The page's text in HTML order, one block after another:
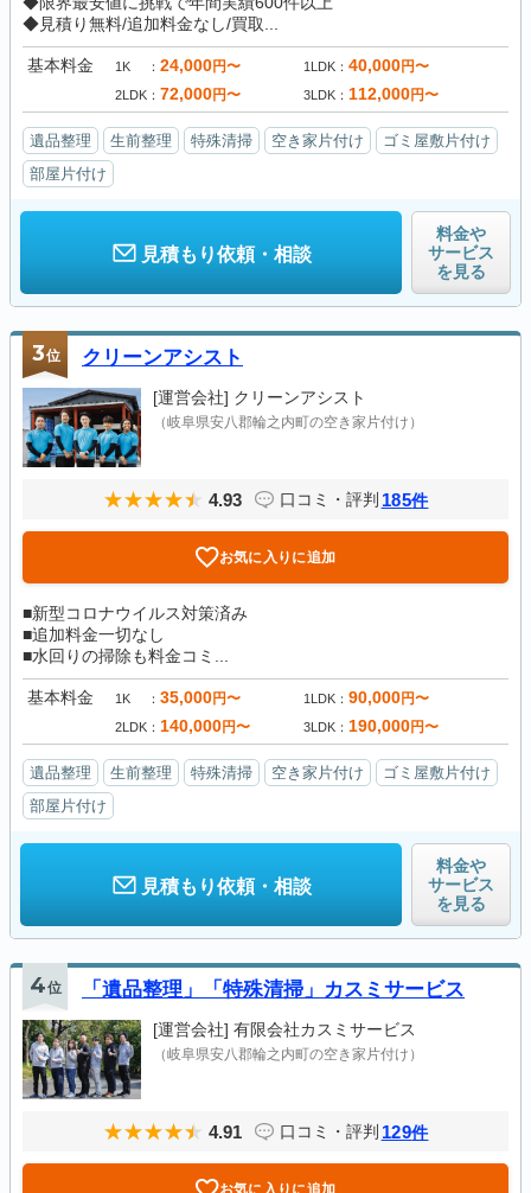
◆見積り無料/追加料金なし/買取...
基本料金 1K 24,000円〜 1LDK 40,000円〜
2LDK 72,000円〜 3LDK 112,000円〜
遺品整理 生前整理 特殊清掃 空き家片付け
ゴミ屋敷片付け
部屋片付け
見積もり依頼・相談
料金や
サービス
を見る
3位 クリーンアシスト
[運営会社] クリーンアシスト
（岐阜県安八郡輪之内町の空き家片付け）
4.93 口コミ・評判 185件
お気に入りに追加
■新型コロナウイルス対策済み
■追加料金一切なし
■水回りの掃除も料金コミ...
基本料金 1K 35,000円〜 1LDK 90,000円〜
2LDK 140,000円〜 3LDK 190,000円〜
遺品整理 生前整理 特殊清掃 空き家片付け
ゴミ屋敷片付け
部屋片付け
見積もり依頼・相談
料金や
サービス
を見る
4位 「遺品整理」「特殊清掃」カスミサービス
[運営会社] 有限会社カスミサービス
（岐阜県安八郡輪之内町の空き家片付け）
4.91 口コミ・評判 129件
お気に入りに追加